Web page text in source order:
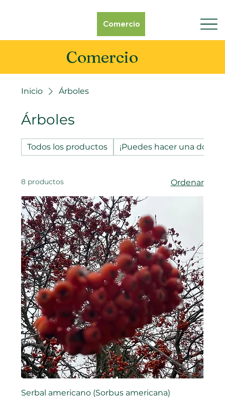
Comercio
Comercio
Inicio Árboles
Árboles
Todos los productos ¡Puedes hacer una
8 productos Ordenar
Serbal americano (Sorbus americana)